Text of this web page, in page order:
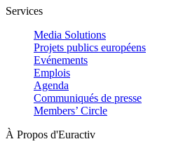
Services
Media Solutions
Projets publics européens
Evénements
Emplois
Agenda
Communiqués de presse
Members’ Circle
À Propos d'Euractiv